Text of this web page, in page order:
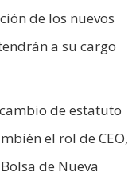
de los nuevos
a su cargo
de estatuto
el rol de CEO,
de Nueva